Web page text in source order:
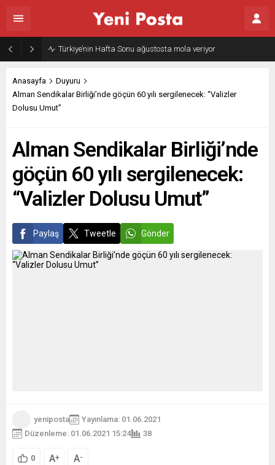
Gazze’nin geleceği: Teknokratik kontrol mü, kolonializm mi?
Anasayfa
Duyuru
Alman Sendikalar Birliği’nde göçün 60 yılı sergilenecek: “Valizler
Dolusu Umut”
Alman Sendikalar Birliği’nde
göçün 60 yılı sergilenecek:
“Valizler Dolusu Umut”
Paylaş Tweetle Gönder
yeniposta
Yayınlama: 01.06.2021
Düzenleme: 01.06.2021 15:24
38
0 A+ A-